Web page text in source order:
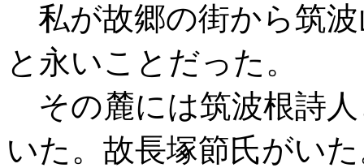
私が故郷の街から筑
と永いことだった。
その麓には筑波根詩
いた。故長塚節氏がい